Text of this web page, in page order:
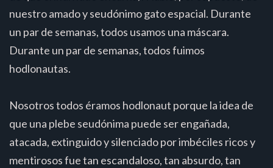
nuestro amado y seudónimo gato espacial. Durante
un par de semanas, todos usamos una máscara.
Durante un par de semanas, todos fuimos
hodlonautas.
Nosotros todos éramos hodlonaut porque la idea de
que una plebe seudónima puede ser engañada,
atacada, extinguido y silenciado por imbéciles ricos y
mentirosos fue tan escandaloso, tan absurdo, tan